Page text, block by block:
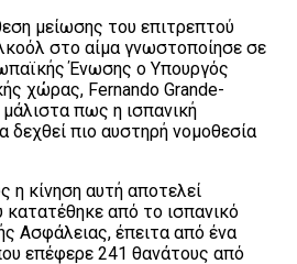
μείωσης του επιτρεπτού
στο αίμα γνωστοποίησε σε
Ένωσης ο Υπουργός
χώρας, Fernando Grande-
πως η ισπανική
δεχθεί πιο αυστηρή νομοθεσία
η κίνηση αυτή αποτελεί
από το ισπανικό
Ασφάλειας, έπειτα από ένα
επέφερε 241 θανάτους από